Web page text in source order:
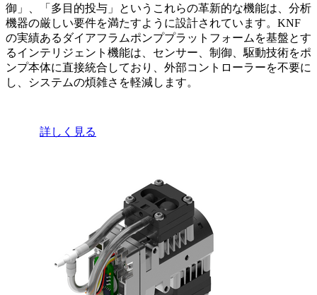
御」、「多目的投与」というこれらの革新的な機能は、分析
機器の厳しい要件を満たすように設計されています。KNF
の実績あるダイアフラムポンププラットフォームを基盤とす
るインテリジェント機能は、センサー、制御、駆動技術をポ
ンプ本体に直接統合しており、外部コントローラーを不要に
し、システムの煩雑さを軽減します。
詳しく見る